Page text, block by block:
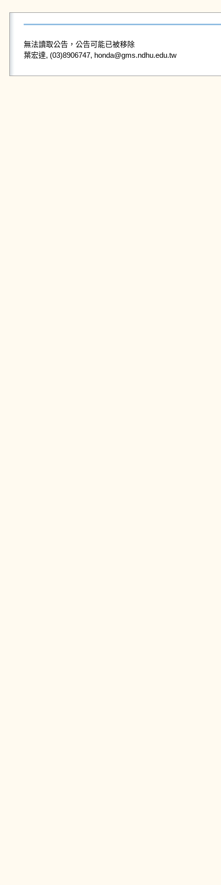
無法讀取公告，公告可能已被移除
葉宏達, (03)8906747, honda@gms.ndhu.edu.tw